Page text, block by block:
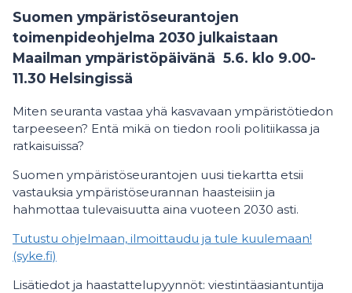
Suomen ympäristöseurantojen
toimenpideohjelma 2030 julkaistaan
Maailman ympäristöpäivänä 5.6. klo 9.00-
11.30 Helsingissä
Miten seuranta vastaa yhä kasvavaan ympäristötiedon
tarpeeseen? Entä mikä on tiedon rooli politiikassa ja
ratkaisuissa?
Suomen ympäristöseurantojen uusi tiekartta etsii
vastauksia ympäristöseurannan haasteisiin ja
hahmottaa tulevaisuutta aina vuoteen 2030 asti.
Tutustu ohjelmaan, ilmoittaudu ja tule kuulemaan!
(syke.fi)
Lisätiedot ja haastattelupyynnöt: viestintäasiantuntija